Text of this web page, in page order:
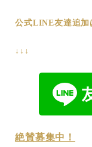
公式LINE友達追加
↓↓↓
絶賛募集中！